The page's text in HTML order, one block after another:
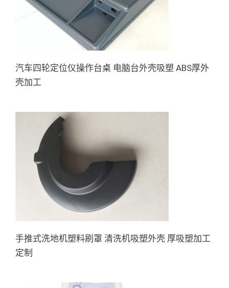
台外壳吸塑 ABS厚外壳加工
汽车四轮定位仪操作台桌 电脑台外壳吸塑 ABS厚外
壳加工
手推式洗地机塑料刷罩 清洗机
吸塑外壳 厚吸塑加工定制
手推式洗地机塑料刷罩 清洗机吸塑外壳 厚吸塑加工
定制